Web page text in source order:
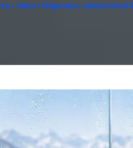
– labori tõlgendus, valmistatud